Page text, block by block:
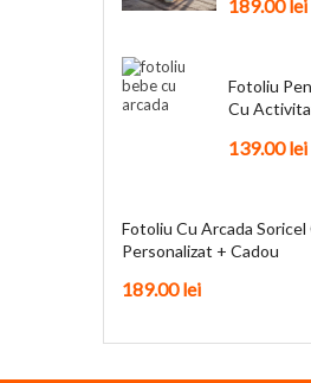
189.00lei
Fotoliu
Cu
139.00lei
Fotoliu Cu Arcada Soricel
Personalizat + Cadou
189.00lei